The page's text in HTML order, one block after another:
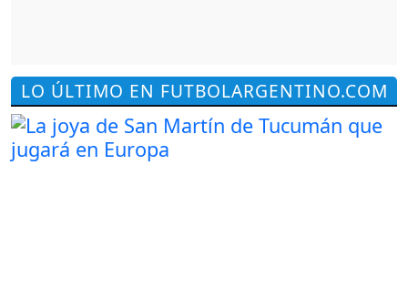
LO ÚLTIMO EN FUTBOLARGENTINO.COM